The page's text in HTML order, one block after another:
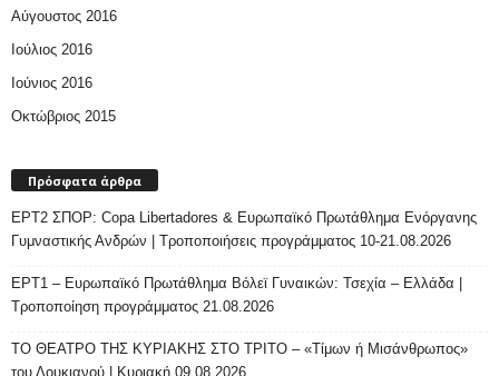
Αύγουστος 2016
Ιούλιος 2016
Ιούνιος 2016
Οκτώβριος 2015
Πρόσφατα άρθρα
ΕΡΤ2 ΣΠΟΡ: Copa Libertadores & Ευρωπαϊκό Πρωτάθλημα Ενόργανης
Γυμναστικής Ανδρών | Τροποποιήσεις προγράμματος 10-21.08.2026
ΕΡΤ1 – Ευρωπαϊκό Πρωτάθλημα Βόλεϊ Γυναικών: Τσεχία – Ελλάδα |
Τροποποίηση προγράμματος 21.08.2026
ΤΟ ΘΕΑΤΡΟ ΤΗΣ ΚΥΡΙΑΚΗΣ ΣΤΟ ΤΡΙΤΟ – «Τίμων ή Μισάνθρωπος»
του Λουκιανού | Κυριακή 09.08.2026